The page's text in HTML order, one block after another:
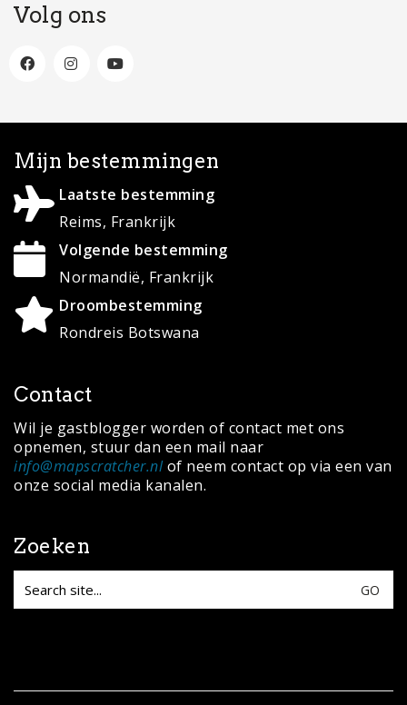
Volg ons
Mijn bestemmingen
Laatste bestemming
Reims, Frankrijk
Volgende bestemming
Normandië, Frankrijk
Droombestemming
Rondreis Botswana
Contact
Wil je gastblogger worden of contact met ons
opnemen, stuur dan een mail naar
info@mapscratcher.nlof neem contact op via een van
onze social media kanalen.
Zoeken
Search
for: